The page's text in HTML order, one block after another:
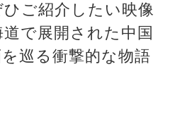
ご紹介したい映像
で展開された中国
巡る衝撃的な物語